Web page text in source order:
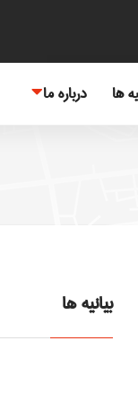
درباره ما ها
بیانیه ها